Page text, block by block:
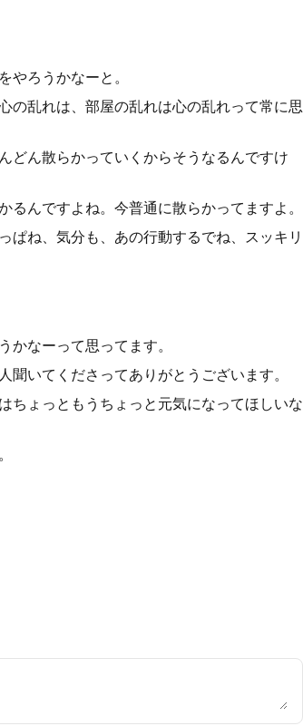
やろうかなーと。
の乱れは、部屋の乱れは心の乱れって常に思
どん散らかっていくからそうなるんですけ
んですよね。今普通に散らかってますよ。
ぱね、気分も、あの行動するでね、スッキリ
かなーって思ってます。
いてくださってありがとうございます。
ちょっともうちょっと元気になってほしいな